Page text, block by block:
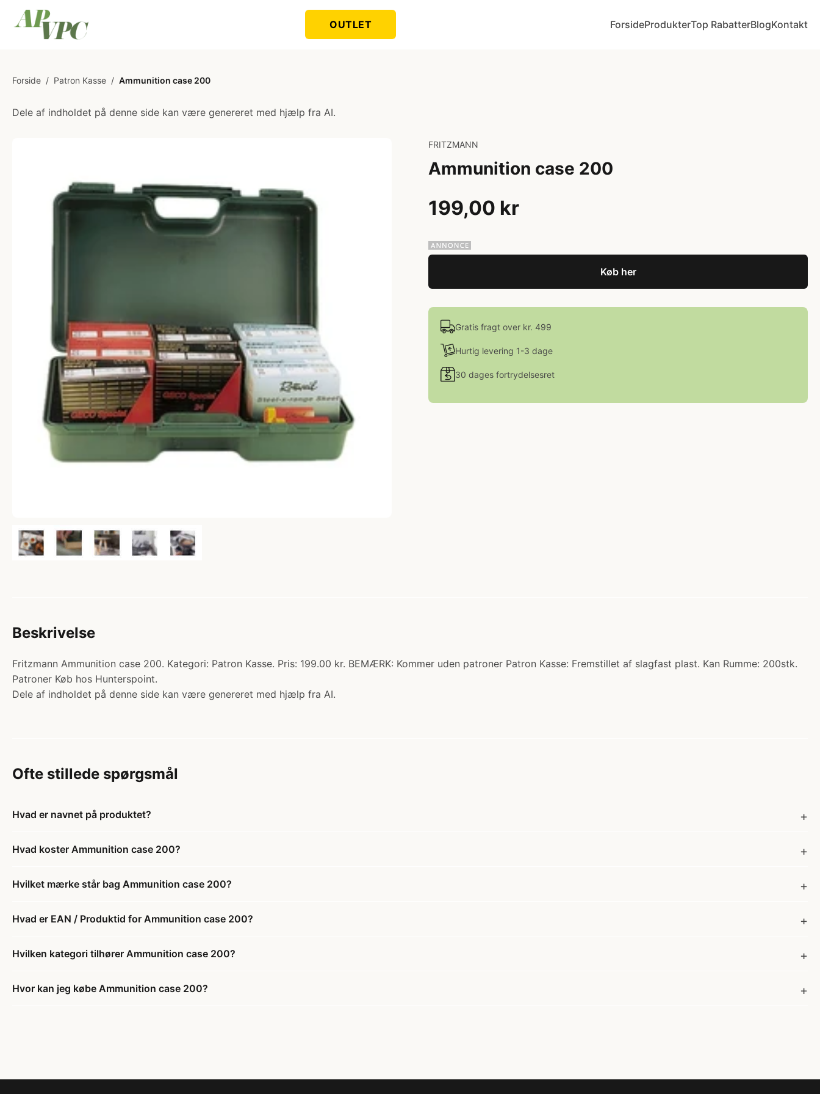
OUTLET ForsideProdukterTop RabatterBlogKontakt
Forside / Patron Kasse / Ammunition case 200
Dele af indholdet på denne side kan være genereret med hjælp fra AI.
FRITZMANN
Ammunition case 200
199,00 kr
Køb her
Gratis fragt over kr. 499
Hurtig levering 1-3 dage
30 dages fortrydelsesret
Beskrivelse
Fritzmann Ammunition case 200. Kategori: Patron Kasse. Pris: 199.00 kr. BEMÆRK: Kommer uden patroner Patron Kasse: Fremstillet af slagfast plast. Kan Rumme: 200stk.
Patroner Køb hos Hunterspoint.
Dele af indholdet på denne side kan være genereret med hjælp fra AI.
Ofte stillede spørgsmål
Hvad er navnet på produktet?
Hvad koster Ammunition case 200?
Hvilket mærke står bag Ammunition case 200?
Hvad er EAN / Produktid for Ammunition case 200?
Hvilken kategori tilhører Ammunition case 200?
Hvor kan jeg købe Ammunition case 200?